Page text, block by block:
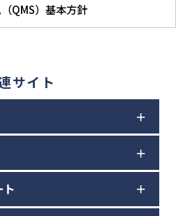
QMS）基本方針
サイト